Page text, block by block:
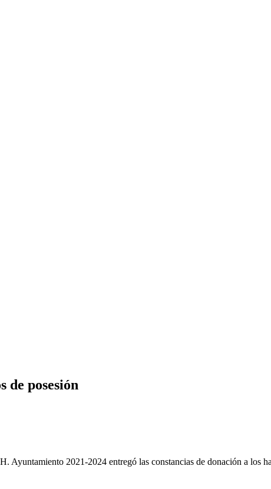
de posesión
Ayuntamiento 2021-2024 entregó las constancias de donación a los